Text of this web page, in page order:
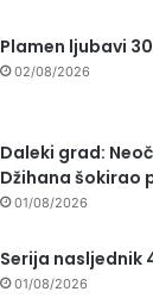
Plamen ljubavi
02/08/2026
Daleki grad:
Džihana šokirao
01/08/2026
Serija nasljednik
01/08/2026